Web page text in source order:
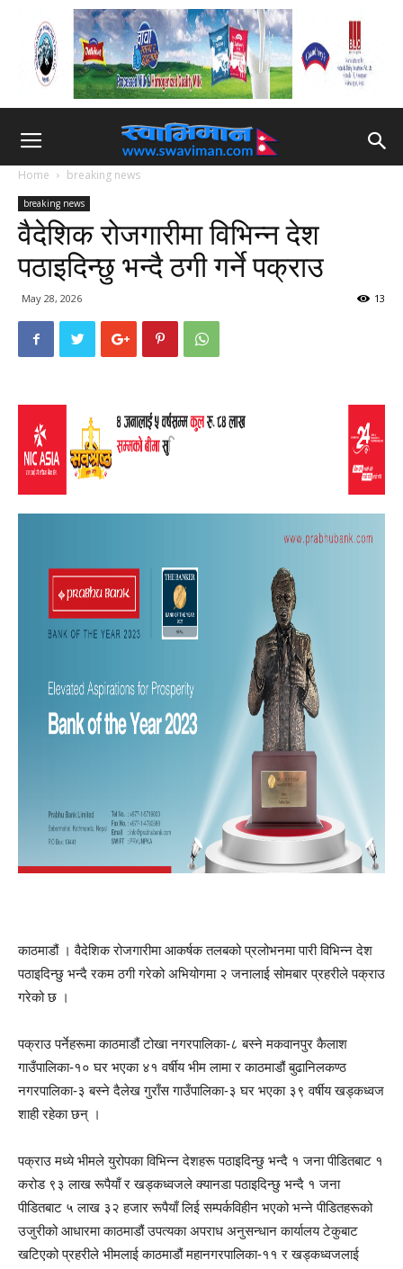
Home breaking news
breaking news
वैदेशिक रोजगारीमा विभिन्न देश
पठाइदिन्छु भन्दै ठगी गर्ने पक्राउ
May 28, 2026 13
काठमाडौं । वैदेशिक रोजगारीमा आकर्षक तलबको प्रलोभनमा पारी विभिन्न देश
पठाइदिन्छु भन्दै रकम ठगी गरेको अभियोगमा २ जनालाई सोमबार प्रहरीले पक्राउ
गरेको छ ।
पक्राउ पर्नेहरूमा काठमाडौं टोखा नगरपालिका-८ बस्ने मकवानपुर कैलाश
गाउँपालिका-१० घर भएका ४१ वर्षीय भीम लामा र काठमाडौं बुढानिलकण्ठ
नगरपालिका-३ बस्ने दैलेख गुराँस गाउँपालिका-३ घर भएका ३९ वर्षीय खड्कध्वज
शाही रहेका छन् ।
पक्राउ मध्ये भीमले युरोपका विभिन्न देशहरू पठाइदिन्छु भन्दै १ जना पीडितबाट १
करोड ९३ लाख रूपैयाँ र खड्कध्वजले क्यानडा पठाइदिन्छु भन्दै १ जना
पीडितबाट ५ लाख ३२ हजार रूपैयाँ लिई सम्पर्कविहीन भएको भन्ने पीडितहरूको
उजुरीको आधारमा काठमाडौं उपत्यका अपराध अनुसन्धान कार्यालय टेकुबाट
खटिएको प्रहरीले भीमलाई काठमाडौं महानगरपालिका-११ र खड्कध्वजलाई